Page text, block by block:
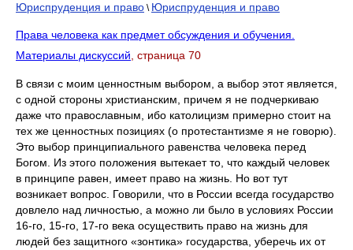
Юриспруденция и право \ Юриспруденция и право
Права человека как предмет обсуждения и обучения.
Материалы дискуссий , страница 70
В связи с моим ценностным выбором, а выбор этот является,
с одной стороны христианским, причем я не подчеркиваю
даже что православным, ибо католицизм примерно стоит на
тех же ценностных позициях (о протестантизме я не говорю).
Это выбор принципиального равенства человека перед
Богом. Из этого положения вытекает то, что каждый человек
в принципе равен, имеет право на жизнь. Но вот тут
возникает вопрос. Говорили, что в России всегда государство
довлело над личностью, а можно ли было в условиях России
16-го, 15-го, 17-го века осуществить право на жизнь для
людей без защитного «зонтика» государства, уберечь их от